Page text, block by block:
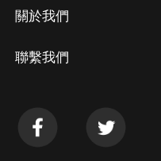
關於我們
聯繫我們